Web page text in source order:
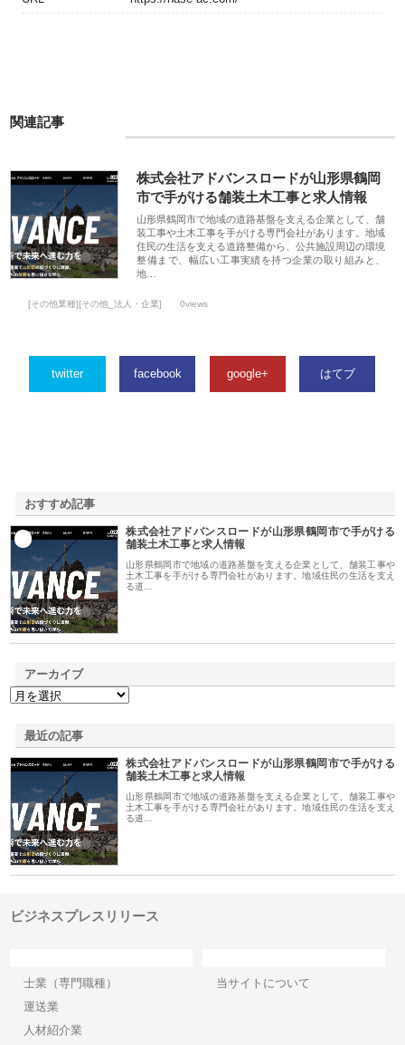
関連記事
株式会社アドバンスロードが山形県鶴岡
市で手がける舗装土木工事と求人情報
山形県鶴岡市で地域の道路基盤を支える企業として、舗
装工事や土木工事を手がける専門会社があります。地域
住民の生活を支える道路整備から、公共施設周辺の環境
整備まで、幅広い工事実績を持つ企業の取り組みと、
地…
[その他業種][その他_法人・企業] 0views
twitter facebook google+ はてブ
おすすめ記事
株式会社アドバンスロードが山形県鶴岡市で手がける
舗装土木工事と求人情報
山形県鶴岡市で地域の道路基盤を支える企業として、舗装工事や
土木工事を手がける専門会社があります。地域住民の生活を支え
る道…
アーカイブ
最近の記事
株式会社アドバンスロードが山形県鶴岡市で手がける
舗装土木工事と求人情報
山形県鶴岡市で地域の道路基盤を支える企業として、舗装工事や
土木工事を手がける専門会社があります。地域住民の生活を支え
る道…
ビジネスプレスリリース
士業（専門職種）
運送業
人材紹介業
当サイトについて